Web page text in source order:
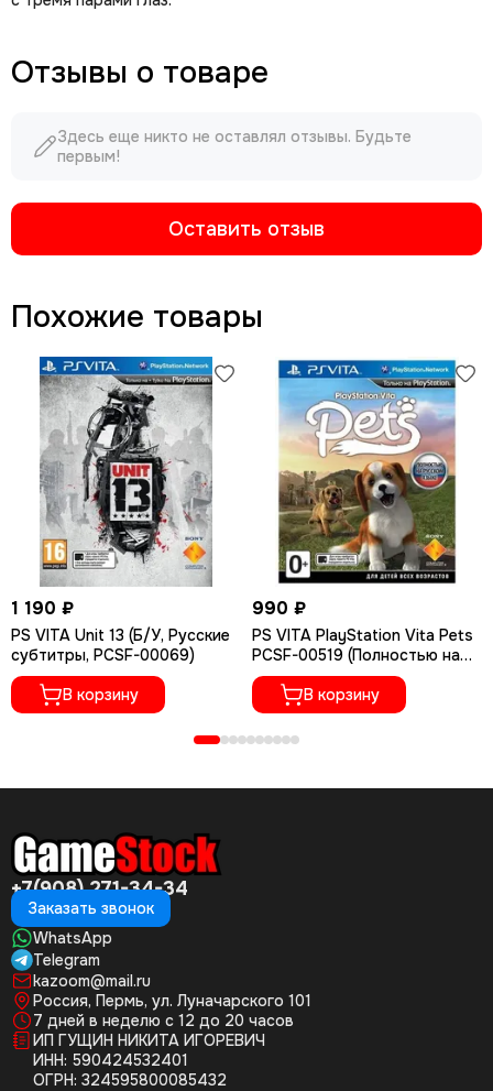
Отзывы о товаре
Здесь еще никто не оставлял отзывы. Будьте
первым!
Оставить отзыв
Похожие товары
1 190 ₽
PS VITA Unit 13 (Б/У, Русские
субтитры, PCSF-00069)
В корзину
990 ₽
PS VITA PlayStation Vita Pets
PCSF-00519 (Полностью на
русском языке) Б/У
В корзину
+7(908) 271-34-34
Заказать звонок
WhatsApp
Telegram
kazoom@mail.ru
Россия, Пермь, ул. Луначарского 101
7 дней в неделю с 12 до 20 часов
ИП ГУЩИН НИКИТА ИГОРЕВИЧ
ИНН: 590424532401
ОГРН: 324595800085432